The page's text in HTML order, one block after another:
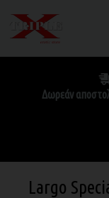
Δωρεάν
Largo